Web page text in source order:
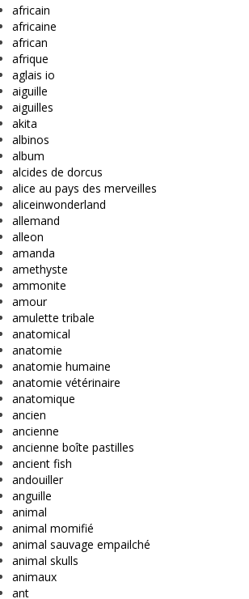
africain
africaine
african
afrique
aglais io
aiguille
aiguilles
akita
albinos
album
alcides de dorcus
alice au pays des merveilles
aliceinwonderland
allemand
alleon
amanda
amethyste
ammonite
amour
amulette tribale
anatomical
anatomie
anatomie humaine
anatomie vétérinaire
anatomique
ancien
ancienne
ancienne boîte pastilles
ancient fish
andouiller
anguille
animal
animal momifié
animal sauvage empailché
animal skulls
animaux
ant